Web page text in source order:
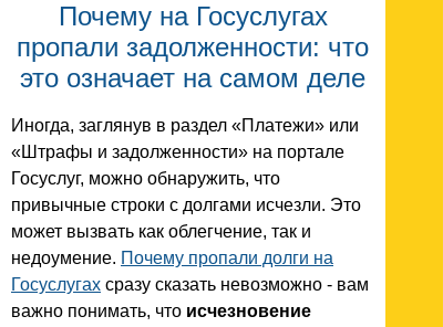
Почему на Госуслугах
пропали задолженности: что
это означает на самом деле
Иногда, заглянув в раздел «Платежи» или
«Штрафы и задолженности» на портале
Госуслуг, можно обнаружить, что
привычные строки с долгами исчезли. Это
может вызвать как облегчение, так и
недоумение. Почему пропали долги на
Госуслугах сразу сказать невозможно - вам
важно понимать, что исчезновение